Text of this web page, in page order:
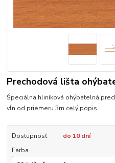
Prechodová lišta
Špeciálna hliníková ohýbatelná
vĺn od priemeru 3m celý popis
Dostupnosť
do 10 dní
Farba